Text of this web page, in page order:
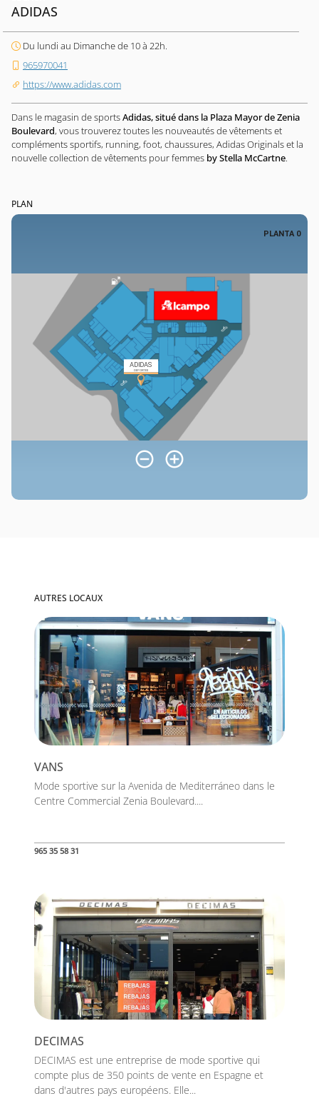
ADIDAS
Du lundi au Dimanche de 10 à 22h.
965970041
https://www.adidas.com
Dans le magasin de sportsAdidas, situé dans la Plaza Mayor de Zenia
Boulevard, vous trouverez toutes les nouveautés de vêtements et
compléments sportifs, running, foot, chaussures, Adidas Originals et la
nouvelle collection de vêtements pour femmes by Stella McCartne.
PLAN
AUTRES LOCAUX
VANS
Mode sportive sur la Avenida de Mediterráneo dans le
Centre Commercial Zenia Boulevard....
965 35 58 31
DECIMAS
DECIMAS est une entreprise de mode sportive qui
compte plus de 350 points de vente en Espagne et
dans d'autres pays européens. Elle...